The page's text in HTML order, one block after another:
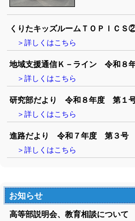
くりたキッズルームＴＯＰＩＣＳ
＞詳しくはこちら
地域支援通信Ｋ－ライン 令和８
＞詳しくはこちら
研究部だより 令和８年度 第１
＞詳しくはこちら
進路だより 令和７年度 第３号
＞詳しくはこちら
お知らせ
高等部説明会、教育相談について